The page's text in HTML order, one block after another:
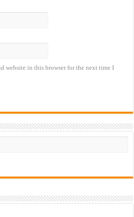
website in this browser for the next time I